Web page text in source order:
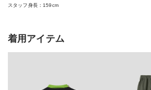
スタッフ身長：159cm
着用アイテム